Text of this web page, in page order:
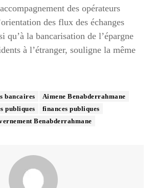
des opérateurs
des flux des échanges
qu’à la bancarisation de l’épargne
à l’étranger, souligne la même
bancaires
Aimene Benabderrahmane
publiques
finances publiques
Benabderrahmane